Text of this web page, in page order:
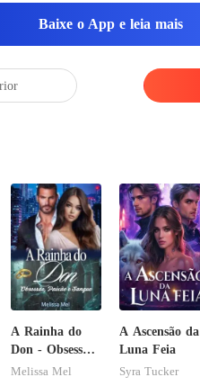
Baixe o App e leia mais
A Rainha do
Don - Obsessão,
Paixão e
Melissa Mel
A Ascensão da
Luna Feia
Syra Tucker